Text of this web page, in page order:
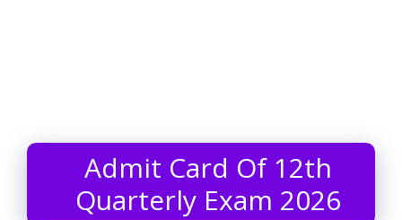
Admit Card Of 12th
Quarterly Exam 2026